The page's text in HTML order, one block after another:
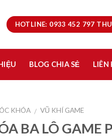
HOTLINE: 0933 452 797
BLOG CHIA SẺ LIÊN
KHÓA / VŨ KHÍ GAME
BA LÔ GAME